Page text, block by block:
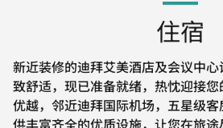
住宿
新近装修的迪拜艾美酒店及会议中
致舒适，现已准备就绪，热忱迎接
优越，邻近迪拜国际机场，五星级
供丰富齐全的优质设施，让您在旅途